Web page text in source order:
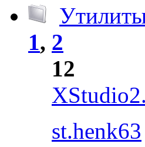
1, 2
12
st.henk63